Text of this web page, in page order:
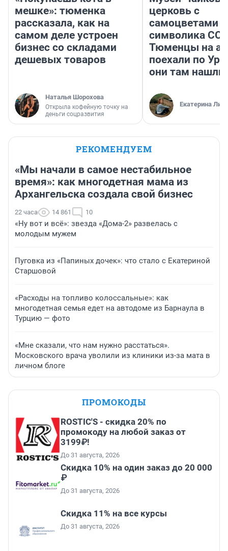
мешке»: тюменка
рассказала, как на
самом деле устроен
бизнес со складами
дешевых товаров
Наталья Шорохова
Открыла кофейную точку на
деньги соцразвития
церковь с
самоцветами
символика
Тюменцы на
поехали по
они там нашли
Екатерина
РЕКОМЕНДУЕМ
«Мы начали в самое нестабильное
время»: как многодетная мама из
Архангельска создала свой бизнес
22 часа 14 861 10
«Ну вот и всё»: звезда «Дома-2» развелась с
молодым мужем
Пуговка из «Папиных дочек»: что стало с Екатериной
Старшовой
«Расходы на топливо колоссальные»: как
многодетная семья едет на автодоме из Барнаула в
Турцию — фото
«Мне сказали, что нам нужно расстаться».
Московского врача уволили из клиники из-за мата в
личном блоге
ПРОМОКОДЫ
ROSTIC'S - скидка 20% по
промокоду на любой заказ от
3199₽!
До 31 августа, 2026
Скидка 10% на один заказ до 20 000
₽
До 31 августа, 2026
Скидка 11% на все курсы
До 31 августа, 2026